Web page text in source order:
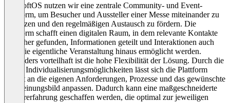
Mit LoftOS nutzen wir eine zentrale Community- und Event-
Plattform, um Besucher und Aussteller einer Messe miteinander zu
vernetzen und den regelmäßigen Austausch zu fördern. Die
Plattform schafft einen digitalen Raum, in dem relevante Kontakte
einfacher gefunden, Informationen geteilt und Interaktionen auch
über die eigentliche Veranstaltung hinaus ermöglicht werden.
Besonders vorteilhaft ist die hohe Flexibilität der Lösung. Durch die
vielen Individualisierungsmöglichkeiten lässt sich die Plattform
gezielt an die eigenen Anforderungen, Prozesse und das gewünschte
Erscheinungsbild anpassen. Dadurch kann eine maßgeschneiderte
Nutzererfahrung geschaffen werden, die optimal zur jeweiligen